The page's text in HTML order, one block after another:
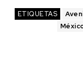
ETIQUETAS